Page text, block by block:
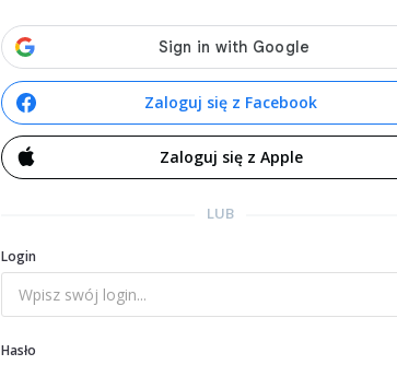
Zaloguj się z Facebook
Zaloguj się z Apple
LUB
Login
Hasło